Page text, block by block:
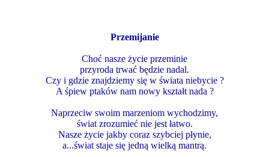
Przemijanie
Choć nasze życie przeminie
przyroda trwać będzie nadal.
Czy i gdzie znajdziemy się w świata niebycie ?
A śpiew ptaków nam nowy kształt nada ?
Naprzeciw swoim marzeniom wychodzimy,
świat zrozumieć nie jest łatwo.
Nasze życie jakby coraz szybciej płynie,
a...świat staje się jedną wielką mantrą.